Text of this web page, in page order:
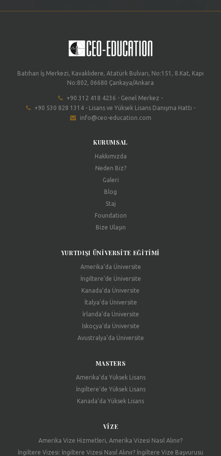
Batıhan İş Merkezi, Kavaklıdere, Atatürk Bulvarı, No:151, 8.Kat, Kapı
No:802, 06680 Çankaya/Ankara
+90 312 418 4236 - Genel Merkez -
+90 530 828 1314 - Lisans ve Yüksek Lisans Danışma Hattı -
info@ceo-education.com
KURUMSAL
Hakkımızda
Neden Biz?
Galeri
Blog
Staj
Foundation
Bize Ulaşın
YURTDIŞI ÜNIVERSITE EĞITIMI
Amerika'da Üniversite
İngiltere'de Üniversite
Kanada'da Üniversite
İtalya'da Üniversite
İrlanda'da Üniversite
İskoçya'da Üniversite
Avustralya'da Üniversite
MASTERS
Amerika'da Yüksek Lisans
İngiltere'de Yüksek Lisans
Kanada'da Yüksek Lisans
VIZE
Amerika Vize Hizmetleri, Amerika Vizesi Nasıl Alınır?
İngiltere Vizesi: İngiltere Vizesi Nasıl Alınır? İngiltere Vize Başvurusu